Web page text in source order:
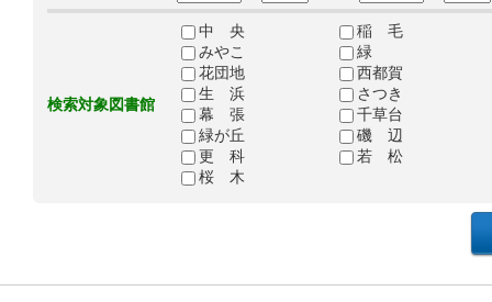
検索対象図書館
中 央
稲 毛
みやこ
緑
花団地
西都賀
生 浜
さつき
幕 張
千草台
緑が丘
磯 辺
更 科
若 松
桜 木